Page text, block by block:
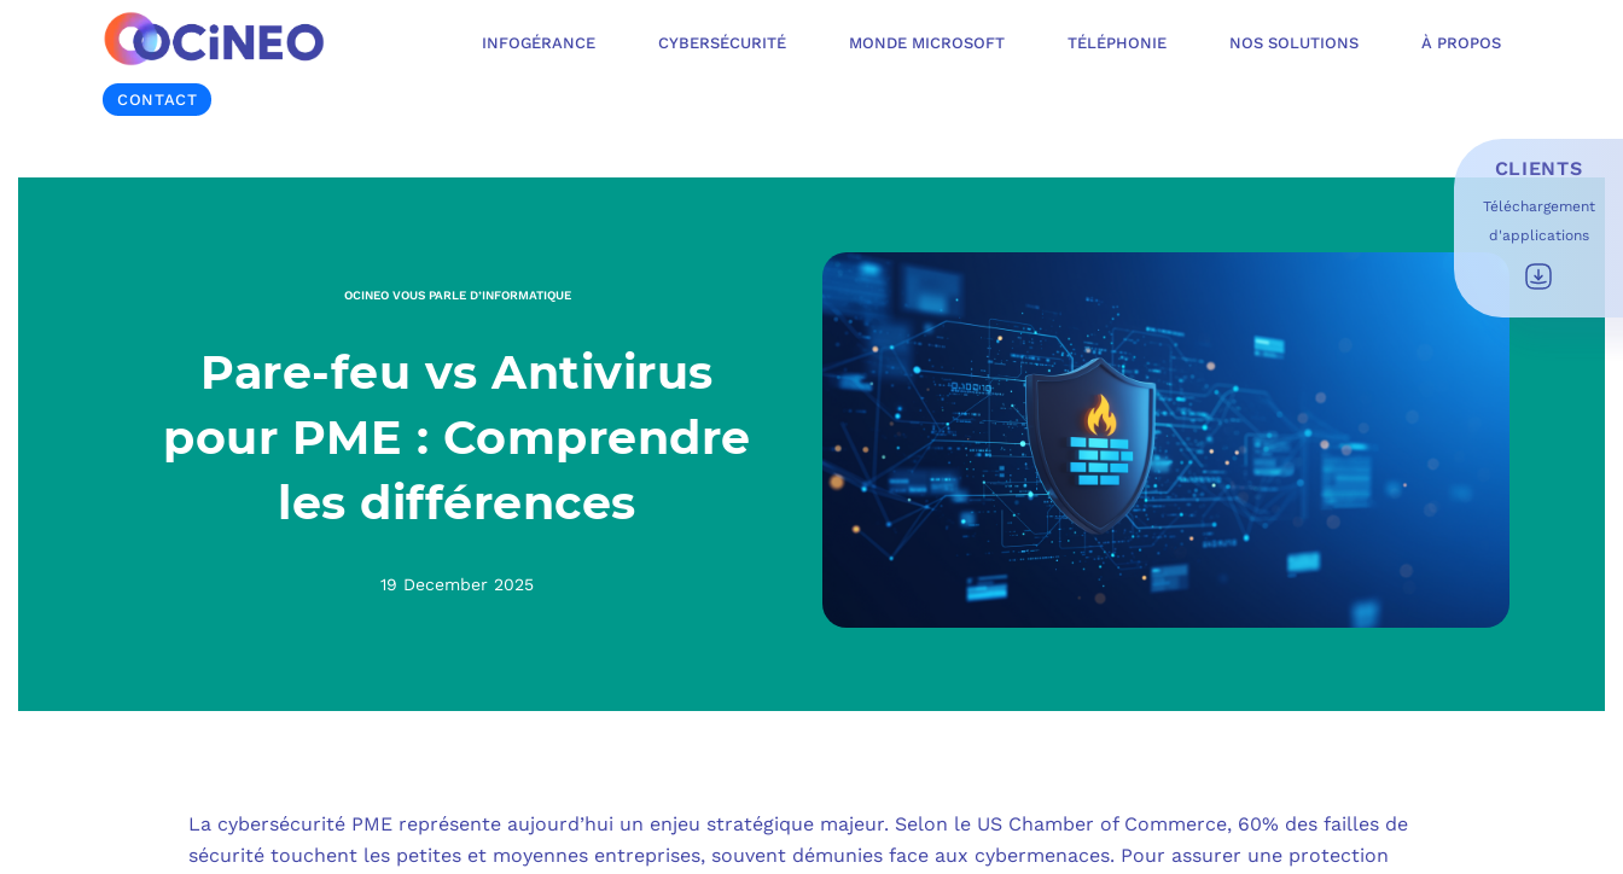
INFOGÉRANCE CYBERSÉCURITÉ MONDE MICROSOFT TÉLÉPHONIE NOS SOLUTIONS À PROPOS
CONTACT
CLIENTS
Téléchargement
d'applications
OCINEO VOUS PARLE D’INFORMATIQUE
Pare-feu vs Antivirus
pour PME : Comprendre
les différences
19 December 2025
La cybersécurité PME représente aujourd’hui un enjeu stratégique majeur. Selon le US Chamber of Commerce, 60% des failles de
sécurité touchent les petites et moyennes entreprises, souvent démunies face aux cybermenaces. Pour assurer une protection
INFOGÉRANCE
VOTRE AUDIT OFFERT
NOTRE PROCESS DE TRAVAIL
PROTÉGER LES USAGES DU QUOTIDIEN
ORGANISER UNE SÉCURITÉ STRUCTURÉE
MESURER ET AMÉLIORER EN CONTINU
METTRE L’HUMAIN AU CŒUR DE LA DÉFENSE
FAQ CYBERSÉCURITÉ PME
MONDE MICROSOFT
L’ÉCOSYSTÈME MICROSOFT
MICROSOFT SHAREPOINT
MICROSOFT OUTLOOK
MICROSOFT POWER AUTOMATE
TÉLÉPHONIE
COMMUNICATIONS UNIFIÉES
QUI SOMMES NOUS ?